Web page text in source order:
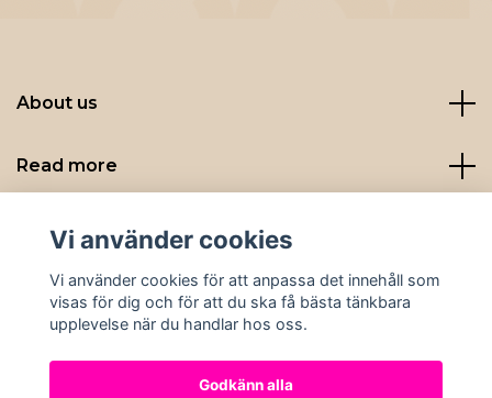
About us
Read more
Sociala medier
Vi använder cookies
Vi använder cookies för att anpassa det innehåll som
visas för dig och för att du ska få bästa tänkbara
upplevelse när du handlar hos oss.
Godkänn alla